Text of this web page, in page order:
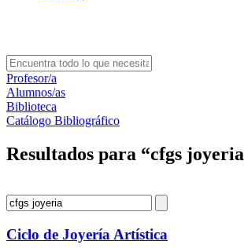
Profesor/a
Alumnos/as
Biblioteca
Catálogo Bibliográfico
Resultados para “cfgs joyeria
Ciclo de Joyería Artística